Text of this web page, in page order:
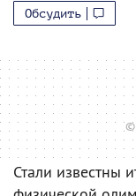
Обсудить
©
Стали известны